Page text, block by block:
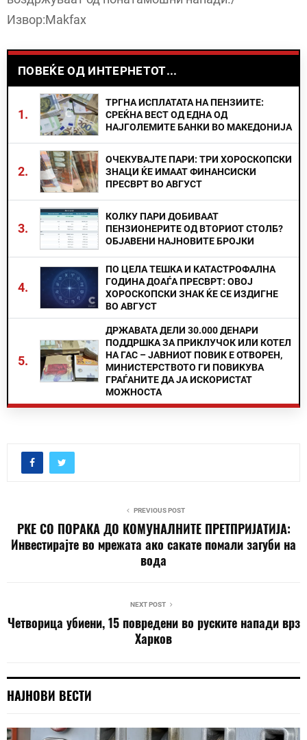
Извор:Makfax
ПОВЕЌЕ ОД ИНТЕРНЕТОТ...
1.
ТРГНА ИСПЛАТАТА НА ПЕНЗИИТЕ:
СРЕЌНА ВЕСТ ОД ЕДНА ОД
НАЈГОЛЕМИТЕ БАНКИ ВО МАКЕДОНИЈА
2.
ОЧЕКУВАЈТЕ ПАРИ: ТРИ ХОРОСКОПСКИ
ЗНАЦИ ЌЕ ИМААТ ФИНАНСИСКИ
ПРЕСВРТ ВО АВГУСТ
3.
КОЛКУ ПАРИ ДОБИВААТ
ПЕНЗИОНЕРИТЕ ОД ВТОРИОТ СТОЛБ?
ОБЈАВЕНИ НАЈНОВИТЕ БРОЈКИ
4.
ПО ЦЕЛА ТЕШКА И КАТАСТРОФАЛНА
ГОДИНА ДОАЃА ПРЕСВРТ: ОВОЈ
ХОРОСКОПСКИ ЗНАК ЌЕ СЕ ИЗДИГНЕ
ВО АВГУСТ
5.
ДРЖАВАТА ДЕЛИ 30.000 ДЕНАРИ
ПОДДРШКА ЗА ПРИКЛУЧОК ИЛИ КОТЕЛ
НА ГАС – ЈАВНИОТ ПОВИК Е ОТВОРЕН,
МИНИСТЕРСТВОТО ГИ ПОВИКУВА
ГРАЃАНИТЕ ДА ЈА ИСКОРИСТАТ
МОЖНОСТА
PREVIOUS POST
РКЕ СО ПОРАКА ДО КОМУНАЛНИТЕ ПРЕТПРИЈАТИЈА:
Инвестирајте во мрежата ако сакате помали загуби на
вода
NEXT POST
Четворица убиени, 15 повредени во руските напади врз
Харков
НАЈНОВИ ВЕСТИ